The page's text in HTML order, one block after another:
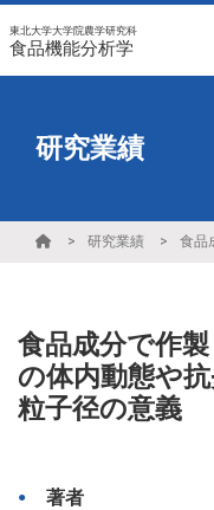
東北大学大学院農学研究科
食品機能分析学
研究業績
研究業績
食品成分で作
の体内動態や
粒子径の意義
著者